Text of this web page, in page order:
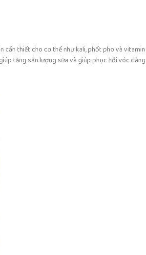
thiết cho cơ thể như kali, phốt pho và vitamin
tăng sản lượng sữa và giúp phục hồi vóc dáng.